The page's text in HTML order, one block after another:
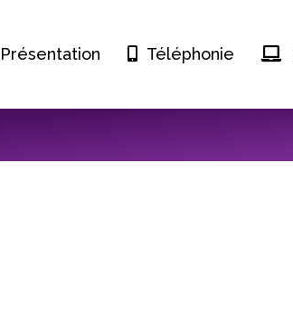
Présentation Téléphonie